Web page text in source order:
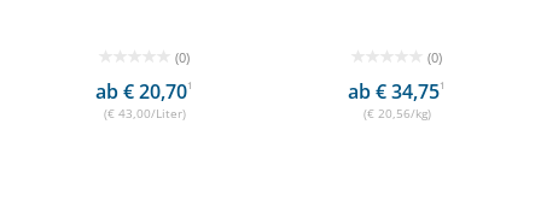
(0)
ab € 20,701
(€ 43,00/Liter)
(0)
ab € 34,751
(€ 20,56/kg)